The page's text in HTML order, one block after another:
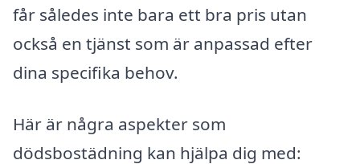
får således inte bara ett bra pris utan
också en tjänst som är anpassad efter
dina specifika behov.
Här är några aspekter som
dödsbostädning kan hjälpa dig med: